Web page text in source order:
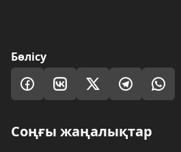
Бөлісу
Соңғы жаңалықтар